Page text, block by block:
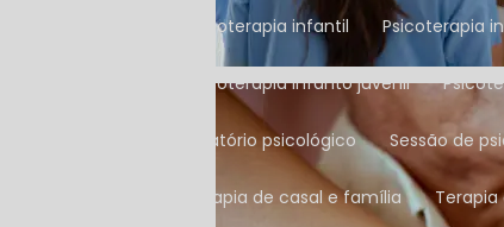
Psicoterapia infantil Psicoterapia
Psicoterapia infanto juvenil
Relatório psicológico Sessão de
Terapia de casal e família